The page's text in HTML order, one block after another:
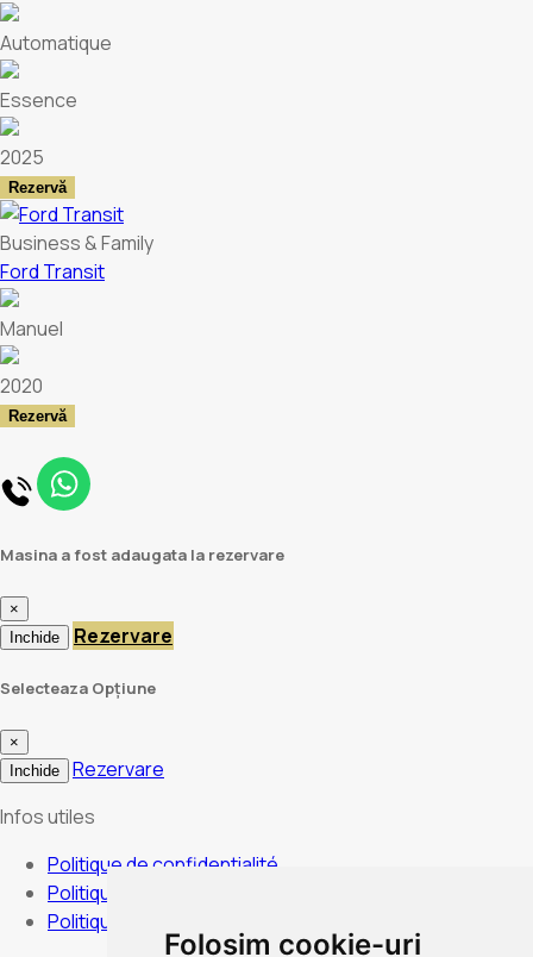
Folosim cookie-uri
Automatique
Essence
2025
Rezervă
Business & Family
Ford Transit
Manuel
2020
Rezervă
Masina a fost adaugata la rezervare
×
Inchide
Rezervare
Selecteaza Opțiune
×
Inchide
Rezervare
Infos utiles
Politique de confidentialité
Politique d’annulation
Politique de cookies